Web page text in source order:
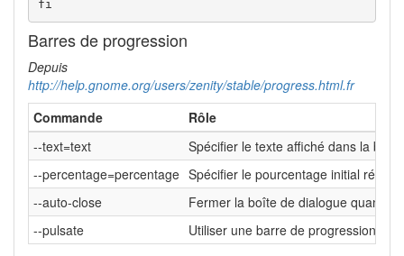
fi
Barres de progression
Depuis
http://help.gnome.org/users/zenity/stable/progress.html.fr
Commande
Rôle
--text=text
Spécifier le texte affiché dans la
--percentage=percentage Spécifier le pourcentage initial réglé
--auto-close
Fermer la boîte de dialogue quand
--pulsate
Utiliser une barre de progression